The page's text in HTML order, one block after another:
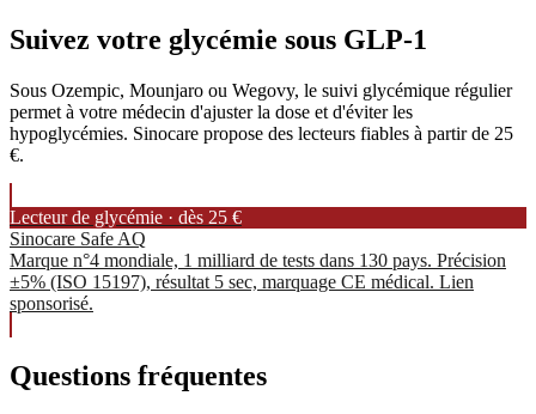
Suivez votre glycémie sous GLP-1
Sous Ozempic, Mounjaro ou Wegovy, le suivi glycémique régulier
permet à votre médecin d'ajuster la dose et d'éviter les
hypoglycémies. Sinocare propose des lecteurs fiables à partir de 25
€.
Lecteur de glycémie · dès 25 €
Sinocare Safe AQ
Marque n°4 mondiale, 1 milliard de tests dans 130 pays. Précision
±5% (ISO 15197), résultat 5 sec, marquage CE médical. Lien
sponsorisé.
Questions fréquentes